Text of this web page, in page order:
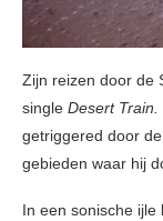
Zijn reizen door de
single Desert Train.
getriggered door
gebieden waar hij
In een sonische